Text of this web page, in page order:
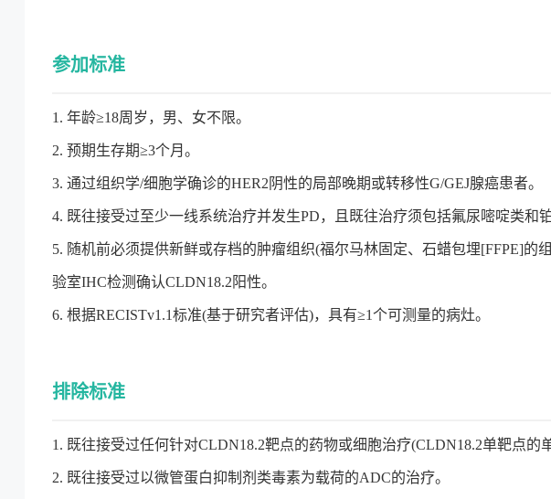
参加标准
1. 年龄≥18周岁，男、女不限。
2. 预期生存期≥3个月。
3. 通过组织学/细胞学确诊的HER2阴性的局部晚期或转移性G/GEJ腺癌患者。
4. 既往接受过至少一线系统治疗并发生PD，且既往治疗须包括氟尿嘧啶类和
5. 随机前必须提供新鲜或存档的肿瘤组织(福尔马林固定、石蜡包埋[FFPE]的
验室IHC检测确认CLDN18.2阳性。
6. 根据RECISTv1.1标准(基于研究者评估)，具有≥1个可测量的病灶。
排除标准
1. 既往接受过任何针对CLDN18.2靶点的药物或细胞治疗(CLDN18.2单靶点的
2. 既往接受过以微管蛋白抑制剂类毒素为载荷的ADC的治疗。